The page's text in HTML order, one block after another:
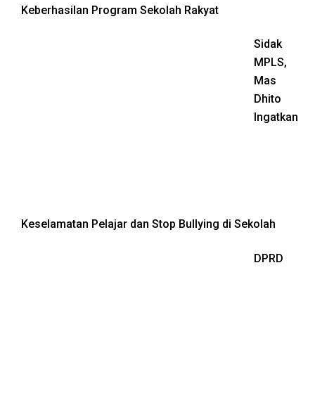
Keberhasilan Program Sekolah Rakyat
Sidak
MPLS,
Mas
Dhito
Ingatkan
Keselamatan Pelajar dan Stop Bullying di Sekolah
DPRD